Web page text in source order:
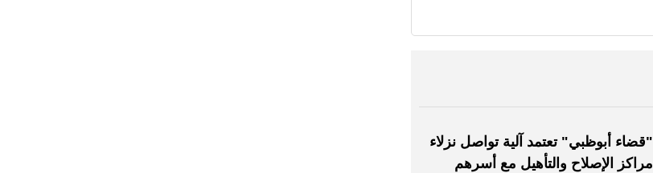
"قضاء أبوظبي" تعتمد آلية تواصل نزلاء
مراكز الإصلاح والتأهيل مع أسرهم